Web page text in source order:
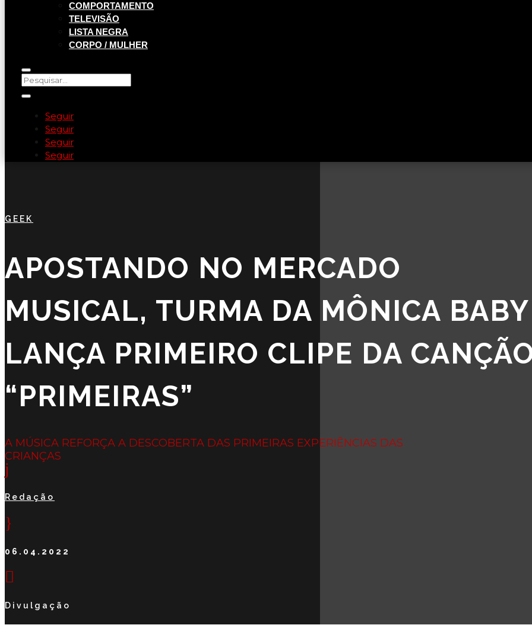
COMPORTAMENTO
TELEVISÃO
LISTA NEGRA
CORPO / MULHER
Seguir
Seguir
Seguir
Seguir
GEEK
APOSTANDO NO MERCADO
MUSICAL, TURMA DA MÔNICA BABY
LANÇA PRIMEIRO CLIPE DA
“PRIMEIRAS”
A MÚSICA REFORÇA A DESCOBERTA DAS PRIMEIRAS EXPERIÊNCIAS DAS
CRIANÇAS
j
Redação
}
06.04.2022

Divulgação